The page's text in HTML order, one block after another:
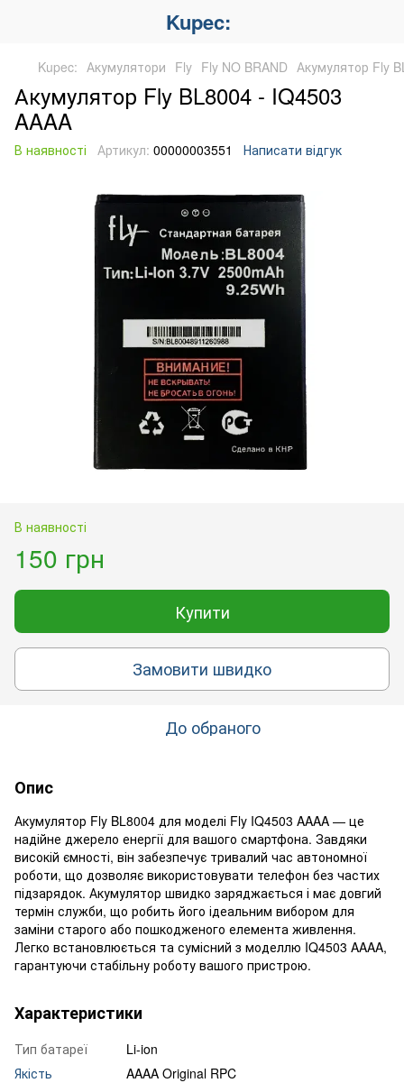
Kupec:
Kupec: Акумулятори Fly Fly NO BRAND Акумулятор Fly
Акумулятор Fly BL8004 - IQ4503
AAAA
В наявності Артикул: 00000003551 Написати відгук
В наявності
150 грн
Купити
Замовити швидко
До обраного
Опис
Акумулятор Fly BL8004 для моделі Fly IQ4503 AAAA — це
надійне джерело енергії для вашого смартфона. Завдяки
високій ємності, він забезпечує тривалий час автономної
роботи, що дозволяє використовувати телефон без частих
підзарядок. Акумулятор швидко заряджається і має довгий
термін служби, що робить його ідеальним вибором для
заміни старого або пошкодженого елемента живлення.
Легко встановлюється та сумісний з моделлю IQ4503 AAAA,
гарантуючи стабільну роботу вашого пристрою.
Характеристики
Тип батареї
Li-ion
Якість
AAAA Original RPC